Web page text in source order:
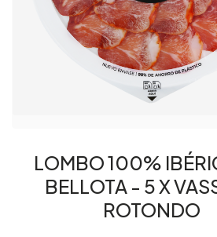
LOMBO 100%
BELLOTA - 5 X
ROTONDO